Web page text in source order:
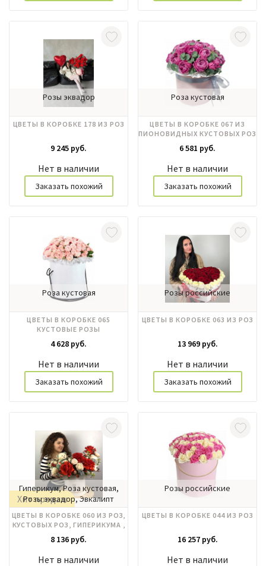
Розы эквадор
ЦВЕТЫ В КОРОБКЕ 178 ИЗ РОЗ
9 245 руб.
Нет в наличии
Заказать похожий
Роза кустовая
ЦВЕТЫ В КОРОБКЕ 067 ИЗ
ПИОНОВИДНЫХ КУСТОВЫХ РОЗ
С ЗЕЛЕНЬЮ
6 581 руб.
Нет в наличии
Заказать похожий
Роза кустовая
ЦВЕТЫ В КОРОБКЕ 065
КУСТОВЫЕ РОЗЫ
4 628 руб.
Нет в наличии
Заказать похожий
Розы российские
ЦВЕТЫ В КОРОБКЕ 063 ИЗ РОЗ
13 969 руб.
Нет в наличии
Заказать похожий
Гиперикум, Роза кустовая,
Розы эквадор, Эвкалипт
Хит продаж
ЦВЕТЫ В КОРОБКЕ 060 ИЗ РОЗ,
КУСТОВЫХ РОЗ, ГИПЕРИКУМА ,
МАТИОЛЫ
8 136 руб.
Нет в наличии
Розы российские
ЦВЕТЫ В КОРОБКЕ 044 ИЗ РОЗ
16 257 руб.
Нет в наличии